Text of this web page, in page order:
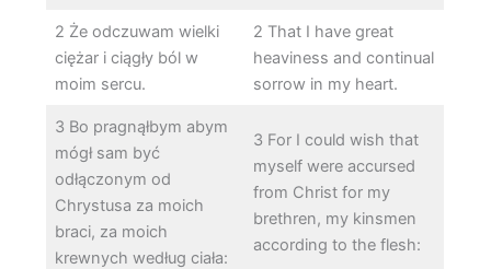
2 Że odczuwam wielki
ciężar i ciągły ból w
moim sercu.
2 That I have great
heaviness and continual
sorrow in my heart.
3 Bo pragnąłbym abym
mógł sam być
odłączonym od
Chrystusa za moich
braci, za moich
krewnych według ciała:
3 For I could wish that
myself were accursed
from Christ for my
brethren, my kinsmen
according to the flesh: